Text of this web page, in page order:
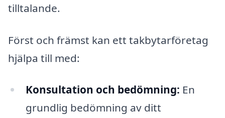
tilltalande.
Först och främst kan ett takbytarföretag
hjälpa till med:
Konsultation och bedömning: En
grundlig bedömning av ditt